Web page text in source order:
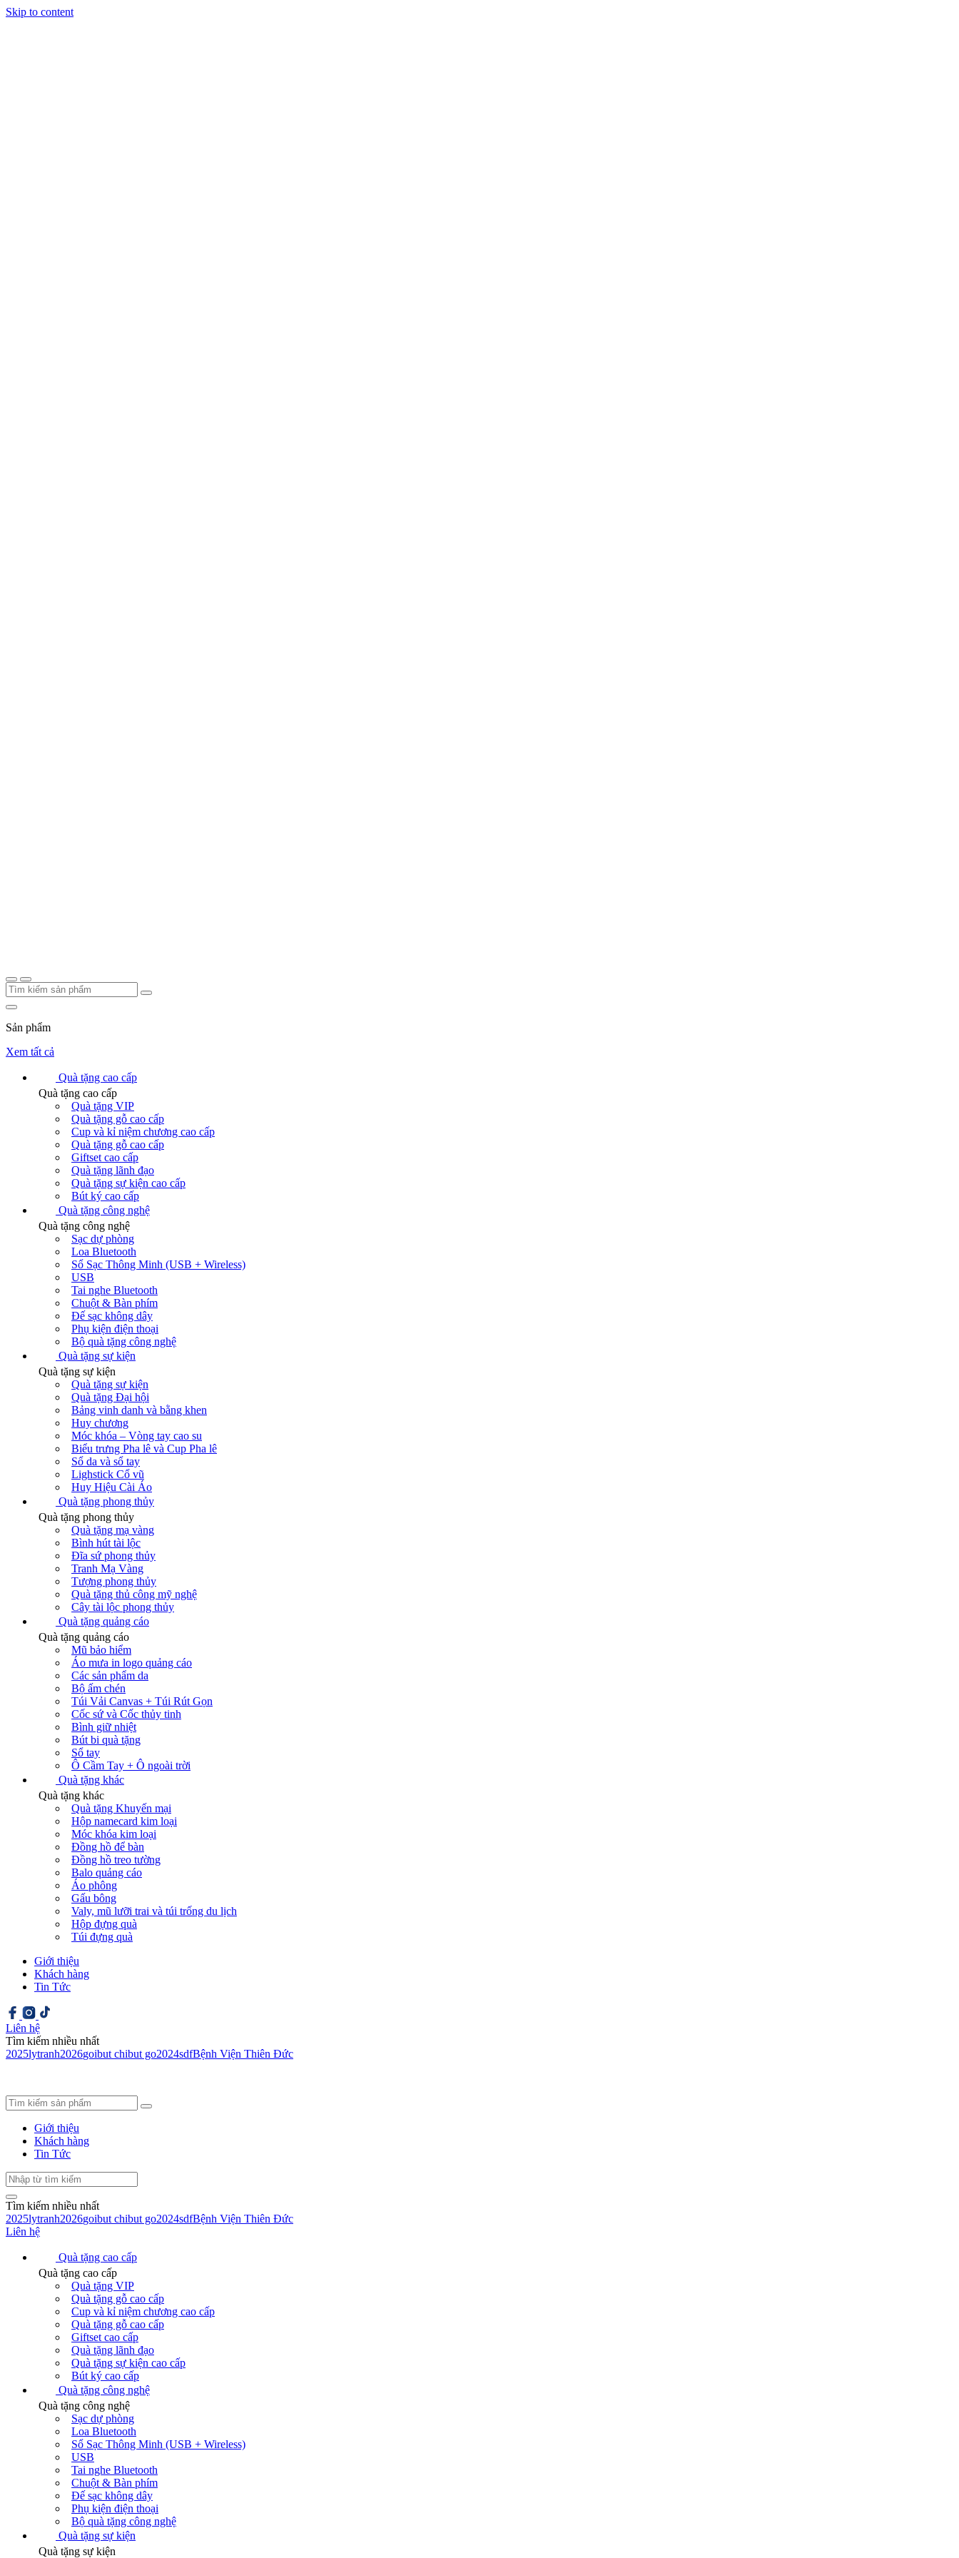
Skip to content
Sản phẩm
Xem tất cả
Quà tặng cao cấp
Quà tặng cao cấp
Quà tặng VIP
Quà tặng gỗ cao cấp
Cup và kỉ niệm chương cao cấp
Quà tặng gỗ cao cấp
Giftset cao cấp
Quà tặng lãnh đạo
Quà tặng sự kiện cao cấp
Bút ký cao cấp
Quà tặng công nghệ
Quà tặng công nghệ
Sạc dự phòng
Loa Bluetooth
Sổ Sạc Thông Minh (USB + Wireless)
USB
Tai nghe Bluetooth
Chuột & Bàn phím
Đế sạc không dây
Phụ kiện điện thoại
Bộ quà tặng công nghệ
Quà tặng sự kiện
Quà tặng sự kiện
Quà tặng sự kiện
Quà tặng Đại hội
Bảng vinh danh và bằng khen
Huy chương
Móc khóa – Vòng tay cao su
Biểu trưng Pha lê và Cup Pha lê
Sổ da và sổ tay
Lighstick Cổ vũ
Huy Hiệu Cài Áo
Quà tặng phong thủy
Quà tặng phong thủy
Quà tặng mạ vàng
Bình hút tài lộc
Đĩa sứ phong thủy
Tranh Mạ Vàng
Tượng phong thủy
Quà tặng thủ công mỹ nghệ
Cây tài lộc phong thủy
Quà tặng quảng cáo
Quà tặng quảng cáo
Mũ bảo hiểm
Áo mưa in logo quảng cáo
Các sản phẩm da
Bộ ấm chén
Túi Vải Canvas + Túi Rút Gọn
Cốc sứ và Cốc thủy tinh
Bình giữ nhiệt
Bút bi quà tặng
Sổ tay
Ô Cầm Tay + Ô ngoài trời
Quà tặng khác
Quà tặng khác
Quà tặng Khuyến mại
Hộp namecard kim loại
Móc khóa kim loại
Đồng hồ để bàn
Đồng hồ treo tường
Balo quảng cáo
Áo phông
Gấu bông
Valy, mũ lưỡi trai và túi trống du lịch
Hộp đựng quà
Túi đựng quà
Giới thiệu
Khách hàng
Tin Tức
Liên hệ
Tìm kiếm nhiều nhất
2025lytranh2026goibut chibut go2024sdfBệnh Viện Thiên Đức
Giới thiệu
Khách hàng
Tin Tức
Tìm kiếm nhiều nhất
2025lytranh2026goibut chibut go2024sdfBệnh Viện Thiên Đức
Liên hệ
Quà tặng cao cấp
Quà tặng cao cấp
Quà tặng VIP
Quà tặng gỗ cao cấp
Cup và kỉ niệm chương cao cấp
Quà tặng gỗ cao cấp
Giftset cao cấp
Quà tặng lãnh đạo
Quà tặng sự kiện cao cấp
Bút ký cao cấp
Quà tặng công nghệ
Quà tặng công nghệ
Sạc dự phòng
Loa Bluetooth
Sổ Sạc Thông Minh (USB + Wireless)
USB
Tai nghe Bluetooth
Chuột & Bàn phím
Đế sạc không dây
Phụ kiện điện thoại
Bộ quà tặng công nghệ
Quà tặng sự kiện
Quà tặng sự kiện